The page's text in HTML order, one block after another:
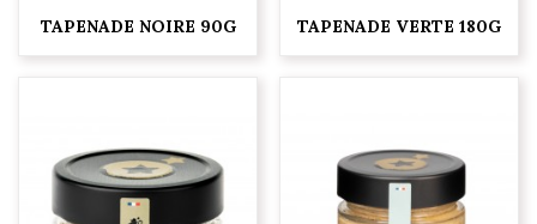
TAPENADE NOIRE 90G TAPENADE VERTE 180G